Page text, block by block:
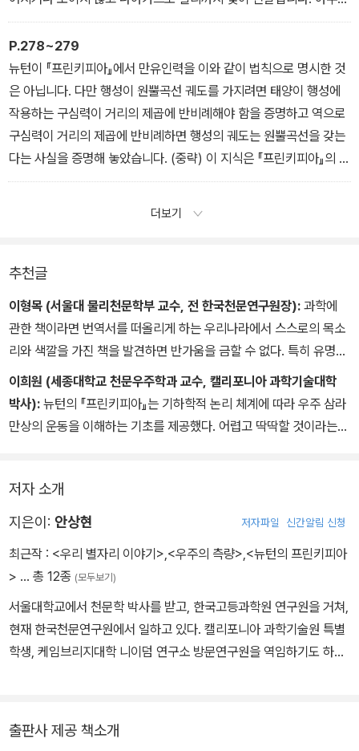
유용한 성질이지요?
인공위성 TV를 보려면 인공위성에서 오는 TV전파를 받기 위해 접시
안테나를 세워야 합니다. 사람들은 흔히 이 접시안테나를 ‘파라볼라
안테나’라고 부릅니다. 파라볼라는 포물선이라는 뜻으로 접시안테나
의 단면이 포물선이라서 붙여진 이름입니다. 접시의 역할은 전파를
받아들이는 것은 아니라 전파가 초점에 모이도록 해주는 것입니다.
실제로 전파를 감지하는 장치는 포물면의 초점에 달려 있습니다.
제6장 포물선
P.278~279
뉴턴이 『프린키피아』에서 만유인력을 이와 같이 법칙으로 명시한 것
은 아닙니다. 다만 행성이 원뿔곡선 궤도를 가지려면 태양이 행성에
작용하는 구심력이 거리의 제곱에 반비례해야 함을 증명하고 역으로
구심력이 거리의 제곱에 반비례하면 행성의 궤도는 원뿔곡선을 갖는
다는 사실을 증명해 놓았습니다. (중략) 이 지식은 『프린키피아』의 맨
앞부분에 나옵니다. 사람들은 ‘뉴턴이 어떻게 이런 놀라운 지식을 증
지금까지 힘들게 원뿔곡선의 여러 가지 성질들을 살펴보았는데 뉴턴
백미가 되겠습니다.
제7장 뉴턴의 만유인력의 법칙
더보기
추천글
이형목 (서울대 물리천문학부 교수, 전 한국천문연구원장): 과학에
관한 책이라면 번역서를 떠올리게 하는 우리나라에서 스스로의 목소
리와 색깔을 가진 책을 발견하면 반가움을 금할 수 없다. 특히 유명하
지만 읽어본 일이 거의 없는 『프린키피아』의 정수를 이렇게 명료하게
보여준 책이 나왔다는 사실이 놀라울 뿐이다. 이 책을 읽어나가면서
현대 과학의 기반과 인간이 가진 논리적 사유 능력이 가진 힘을 다시
이희원 (세종대학교 천문우주학과 교수, 캘리포니아 과학기술대학
박사): 뉴턴의 『프린키피아』는 기하학적 논리 체계에 따라 우주 삼라
만상의 운동을 이해하는 기초를 제공했다. 어렵고 딱딱할 것이라는
저자 소개
지은이: 안상현 저자파일 신간알림 신청
최근작 : <우리 별자리 이야기>,<우주의 측량>,<뉴턴의 프린키피아
> … 총 12종 (모두보기)
서울대학교에서 천문학 박사를 받고, 한국고등과학원 연구원을 거쳐,
현재 한국천문연구원에서 일하고 있다. 캘리포니아 과학기술원 특별
학생, 케임브리지대학 니이덤 연구소 방문연구원을 역임하기도 하였
국천문학회, 한국우주과학회, 한국과학사학회, 국제천문연맹 정회원
출판사 제공 책소개